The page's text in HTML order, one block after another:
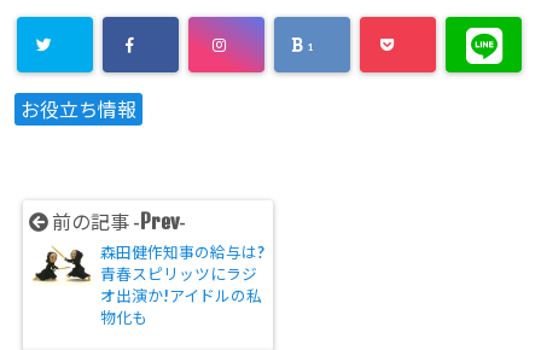
1
お役立ち情報
前の記事 - Prev-
森田健作知事の給与は?
青春スピリッツにラジ
オ出演か!アイドルの私
物化も